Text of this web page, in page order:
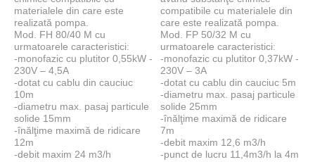
materialele din care este
realizată pompa.
Mod. FH 80/40 M cu
urmatoarele caracteristici:
-monofazic cu plutitor 0,55kW -
230V – 4,5A
-dotat cu cablu din cauciuc
10m
-diametru max. pasaj particule
solide 15mm
-înălţime maximă de ridicare
12m
-debit maxim 24 m3/h
compatibile cu materialele din
care este realizată pompa.
Mod. FP 50/32 M cu
urmatoarele caracteristici:
-monofazic cu plutitor 0,37kW -
230V – 3A
-dotat cu cablu din cauciuc 5m
-diametru max. pasaj particule
solide 25mm
-înălţime maximă de ridicare
7m
-debit maxim 12,6 m3/h
-punct de lucru 11,4m3/h la 4m